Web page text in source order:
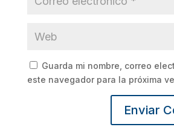
Guarda mi nombre, correo
este navegador para la próxima